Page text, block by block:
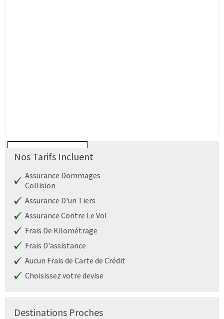
Nos Tarifs Incluent
Assurance Dommages
Collision
Assurance D'un Tiers
Assurance Contre Le Vol
Frais De Kilométrage
Frais D'assistance
Aucun Frais de Carte de Crédit
Choisissez votre devise
Destinations Proches